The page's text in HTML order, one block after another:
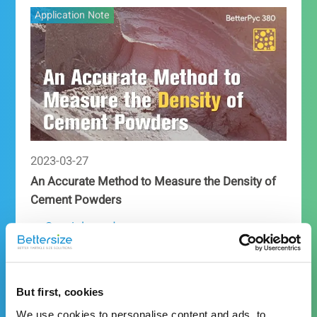
But first, cookies
We use cookies to personalise content and ads, to
Application Note
2023-03-27
An Accurate Method to Measure the Density of
Cement Powders
→ Seguir leyendo
Application Note